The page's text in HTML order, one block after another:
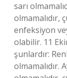
sarı
enfeksiyon
olabilir. 11
şunlardır:
olmamalıdır.